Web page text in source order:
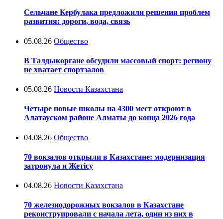
Сельчане Кербулака предложили решения проблем
развития: дороги, вода, связь
05.08.26 Общество
В Талдыкоргане обсудили массовый спорт: региону
не хватает спортзалов
05.08.26 Новости Казахстана
Четыре новые школы на 4300 мест откроют в
Алатауском районе Алматы до конца 2026 года
04.08.26 Общество
70 вокзалов открыли в Казахстане: модернизация
затронула и Жетісу
04.08.26 Новости Казахстана
70 железнодорожных вокзалов в Казахстане
реконструировали с начала лета, один из них в